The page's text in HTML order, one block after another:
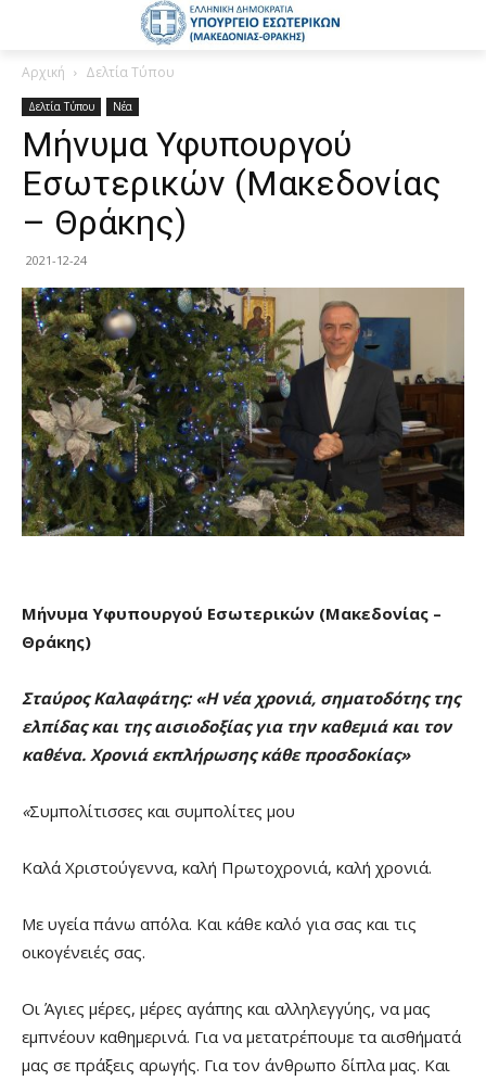
Αρχική Δελτία Τύπου
Δελτία Τύπου Νέα
Μήνυμα Υφυπουργού
Εσωτερικών (Μακεδονίας
– Θράκης)
2021-12-24
Μήνυμα Υφυπουργού Εσωτερικών (Μακεδονίας –
Θράκης)
Σταύρος Καλαφάτης: «Η νέα χρονιά, σηματοδότης της
ελπίδας και της αισιοδοξίας για την καθεμιά και τον
καθένα. Χρονιά εκπλήρωσης κάθε προσδοκίας»
«Συμπολίτισσες και συμπολίτες μου
Καλά Χριστούγεννα, καλή Πρωτοχρονιά, καλή χρονιά.
Με υγεία πάνω απ΄όλα. Και κάθε καλό για σας και τις
οικογένειές σας.
Οι Άγιες μέρες, μέρες αγάπης και αλληλεγγύης, να μας
εμπνέουν καθημερινά. Για να μετατρέπουμε τα αισθήματά
μας σε πράξεις αρωγής. Για τον άνθρωπο δίπλα μας. Και